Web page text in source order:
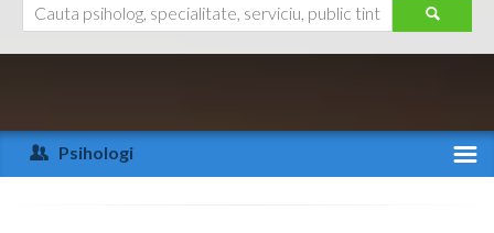
Arad
Arges
Ajutor
Psihologi